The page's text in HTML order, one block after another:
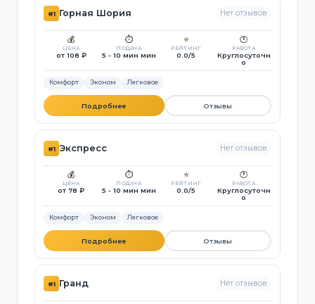
#1 Горная Шория Нет отзывов
💰
ЦЕНА
от 108 ₽
⏱️
ПОДАЧА
5 - 10 мин мин
⭐
РЕЙТИНГ
0.0/5
🕐
РАБОТА
Круглосуточн
о
Комфорт Эконом Легковое
Подробнее Отзывы
#1 Экспресс Нет отзывов
💰
ЦЕНА
от 78 ₽
⏱️
ПОДАЧА
5 - 10 мин мин
⭐
РЕЙТИНГ
0.0/5
🕐
РАБОТА
Круглосуточн
о
Комфорт Эконом Легковое
Подробнее Отзывы
#1 Гранд Нет отзывов